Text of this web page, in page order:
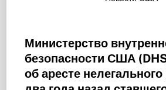
Министерство
безопасности США
об аресте нелегального